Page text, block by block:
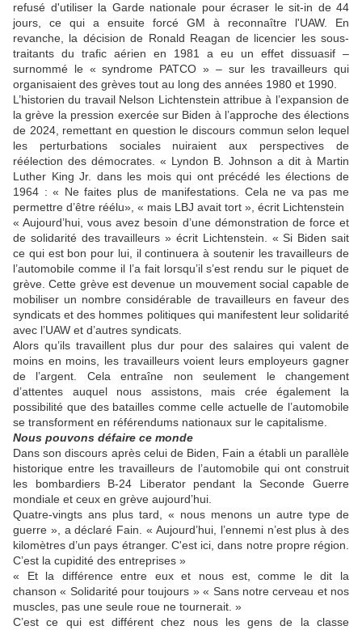
refusé d'utiliser la Garde nationale pour écraser le sit-in de 44
jours, ce qui a ensuite forcé GM à reconnaître l'UAW. En
revanche, la décision de Ronald Reagan de licencier les sous-
traitants du trafic aérien en 1981 a eu un effet dissuasif –
surnommé le « syndrome PATCO » – sur les travailleurs qui
organisaient des grèves tout au long des années 1980 et 1990.
L’historiendu travail Nelson Lichtenstein attribue à l’expansion de
la grève la pression exercée sur Biden à l’approche des élections
de 2024, remettant en question le discours commun selon lequel
les perturbations sociales nuiraient aux perspectives de
réélection des démocrates. « Lyndon B. Johnson a dit à Martin
Luther King Jr. dans les mois qui ont précédé les élections de
1964 : « Ne faites plus de manifestations. Cela ne va pas me
permettre d’être réélu», « mais LBJ avait tort », écrit Lichtenstein
« Aujourd’hui, vous avez besoin d’une démonstration de force et
de solidarité des travailleurs » écrit Lichtenstein. « Si Biden sait
ce qui est bon pour lui, il continuera à soutenir les travailleurs de
l’automobile comme il l’a fait lorsqu’il s’est rendu sur le piquet de
grève . Cette grève est devenue un mouvement social capable de
mobiliser un nombre considérable de travailleurs en faveur des
syndicats et des hommes politiques qui manifestent leur solidarité
avec l’UAW et d’autres syndicats.
Alors qu’ils travaillent plus dur pour des salaires qui valent de
moins en moins, les travailleurs voient leurs employeurs gagner
de l’argent. Cela entraîne non seulement le changement
d’attentes auquel nous assistons, mais crée également la
possibilité que des batailles comme celle actuelle de l’automobile
se transforment en référendums nationaux sur le capitalisme.
Nous pouvons défaire ce monde
Dans son discours après celui de Biden, Fain a établi un parallèle
historique entre les travailleurs de l’automobile qui ont construit
les bombardiers B-24 Liberator pendant la Seconde Guerre
mondiale et ceux en grève aujourd’hui.
Quatre-vingts ans plus tard, « nous menons un autre type de
guerre », a déclaré Fain. « Aujourd’hui, l’ennemi n’est plus à des
kilomètres d’un pays étranger. C'est ici, dans notre propre région.
C’est la cupidité des entreprises »
« Et la différence entre eux et nous est, comme le dit la
chanson « Solidarité pour toujours » « Sans notre cerveau et nos
muscles, pas une seule roue ne tournerait. »
C’est ce qui est différent chez nous les gens de la classe